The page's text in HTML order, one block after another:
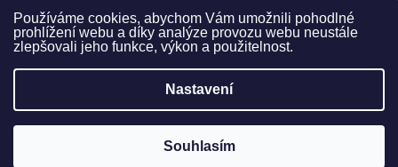
Používáme cookies, abychom Vám umožnili pohodlné
prohlížení webu a díky analýze provozu webu neustále
zlepšovali jeho funkce, výkon a použitelnost.
Nastavení
Souhlasím
Facebook
Vytvořil Shoptet
Copyright 2026Piváček.cz | výroba originálních
. Všechna práva vyhrazena.